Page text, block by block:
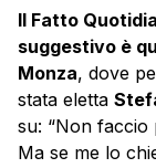
Il Fatto
suggestivo è
Monza, dove
stata eletta
su: “Non faccio
Ma se me lo